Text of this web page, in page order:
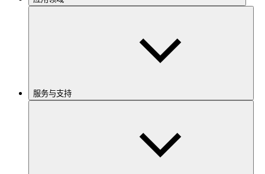
服务与支持